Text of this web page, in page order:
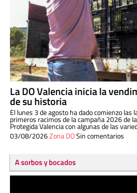
La DO Valencia inicia la
de su historia
El lunes 3 de agosto ha dado comienzo las
primeros racimos de la campaña 2026 de
Protegida Valencia con algunas de las
03/08/2026Zona DOSin comentarios
A sorbos y bocados